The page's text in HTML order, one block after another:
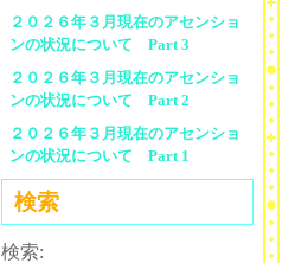
２０２６年３月現在のアセンショ
ンの状況について Part 3
２０２６年３月現在のアセンショ
ンの状況について Part 2
２０２６年３月現在のアセンショ
ンの状況について Part 1
検索
検索: